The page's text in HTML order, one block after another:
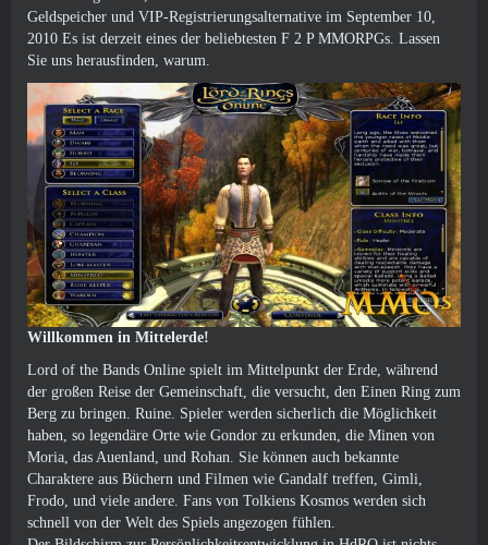
Geldspeicher und VIP-Registrierungsalternative im September 10,
2010 Es ist derzeit eines der beliebtesten F 2 P MMORPGs. Lassen
Sie uns herausfinden, warum.
Willkommen in Mittelerde!
Lord of the Bands Online spielt im Mittelpunkt der Erde, während
der großen Reise der Gemeinschaft, die versucht, den Einen Ring zum
Berg zu bringen. Ruine. Spieler werden sicherlich die Möglichkeit
haben, so legendäre Orte wie Gondor zu erkunden, die Minen von
Moria, das Auenland, und Rohan. Sie können auch bekannte
Charaktere aus Büchern und Filmen wie Gandalf treffen, Gimli,
Frodo, und viele andere. Fans von Tolkiens Kosmos werden sich
schnell von der Welt des Spiels angezogen fühlen.